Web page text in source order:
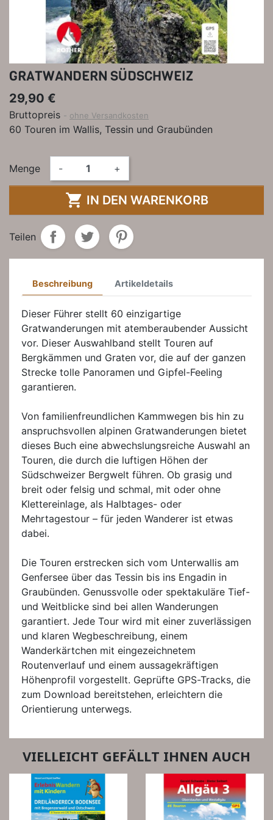
GRATWANDERN SÜDSCHWEIZ
29,90 €
Bruttopreis ohne Versandkosten
60 Touren im Wallis, Tessin und Graubünden
Menge - +
 IN DEN WARENKORB
Teilen
Beschreibung Artikeldetails
Dieser Führer stellt 60 einzigartige
Gratwanderungen mit atemberaubender Aussicht
vor. Dieser Auswahlband stellt Touren auf
Bergkämmen und Graten vor, die auf der ganzen
Strecke tolle Panoramen und Gipfel-Feeling
garantieren.
Von familienfreundlichen Kammwegen bis hin zu
anspruchsvollen alpinen Gratwanderungen bietet
dieses Buch eine abwechslungsreiche Auswahl an
Touren, die durch die luftigen Höhen der
Südschweizer Bergwelt führen. Ob grasig und
breit oder felsig und schmal, mit oder ohne
Klettereinlage, als Halbtages- oder
Mehrtagestour – für jeden Wanderer ist etwas
dabei.
Die Touren erstrecken sich vom Unterwallis am
Genfersee über das Tessin bis ins Engadin in
Graubünden. Genussvolle oder spektakuläre Tief-
und Weitblicke sind bei allen Wanderungen
garantiert. Jede Tour wird mit einer zuverlässigen
und klaren Wegbeschreibung, einem
Wanderkärtchen mit eingezeichnetem
Routenverlauf und einem aussagekräftigen
Höhenprofil vorgestellt. Geprüfte GPS-Tracks, die
zum Download bereitstehen, erleichtern die
Orientierung unterwegs.
VIELLEICHT GEFÄLLT IHNEN AUCH